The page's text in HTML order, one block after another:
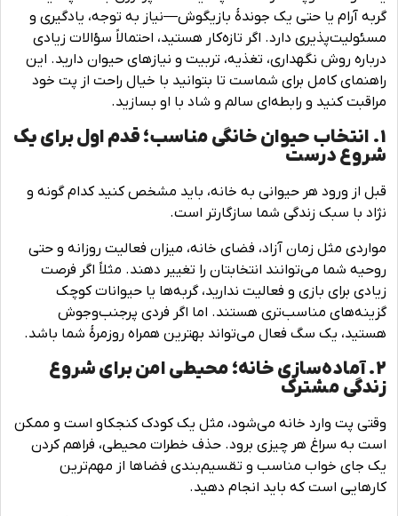
گربه آرام یا حتی یک جوندۀ بازیگوش—نیاز به توجه، یادگیری و
مسئولیت‌پذیری دارد. اگر تازه‌کار هستید، احتمالاً سؤالات زیادی
درباره روش نگهداری، تغذیه، تربیت و نیازهای حیوان دارید. این
راهنمای کامل برای شماست تا بتوانید با خیال راحت از پت خود
مراقبت کنید و رابطه‌ای سالم و شاد با او بسازید.
1. انتخاب حیوان خانگی مناسب؛ قدم اول برای یک
شروع درست
قبل از ورود هر حیوانی به خانه، باید مشخص کنید کدام گونه و
نژاد با سبک زندگی شما سازگارتر است.
مواردی مثل زمان آزاد، فضای خانه، میزان فعالیت روزانه و حتی
روحیه شما می‌توانند انتخابتان را تغییر دهند. مثلاً اگر فرصت
زیادی برای بازی و فعالیت ندارید، گربه‌ها یا حیوانات کوچک
گزینه‌های مناسب‌تری هستند. اما اگر فردی پرجنب‌وجوش
هستید، یک سگ فعال می‌تواند بهترین همراه روزمرۀ شما باشد.
2. آماده‌سازی خانه؛ محیطی امن برای شروع
زندگی مشترک
وقتی پت وارد خانه می‌شود، مثل یک کودک کنجکاو است و ممکن
است به سراغ هر چیزی برود. حذف خطرات محیطی، فراهم کردن
یک جای خواب مناسب و تقسیم‌بندی فضاها از مهم‌ترین
کارهایی است که باید انجام دهید.